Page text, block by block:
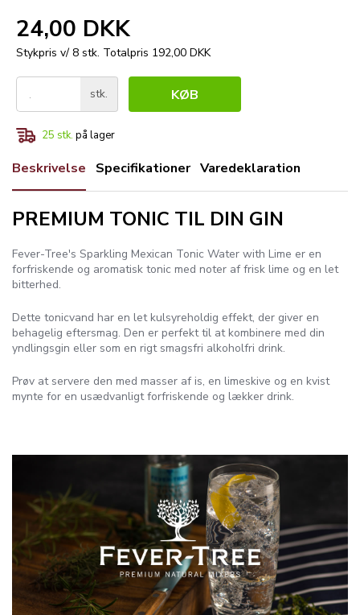
24,00 DKK
Stykpris v/ 8 stk. Totalpris 192,00 DKK
stk. KØB
25 stk. på lager
Beskrivelse Specifikationer Varedeklaration
PREMIUM TONIC TIL DIN GIN
Fever-Tree's Sparkling Mexican Tonic Water with Lime er en
forfriskende og aromatisk tonic med noter af frisk lime og en let
bitterhed.
Dette tonicvand har en let kulsyreholdig effekt, der giver en
behagelig eftersmag. Den er perfekt til at kombinere med din
yndlingsgin eller som en rigt smagsfri alkoholfri drink.
Prøv at servere den med masser af is, en limeskive og en kvist
mynte for en usædvanligt forfriskende og lækker drink.